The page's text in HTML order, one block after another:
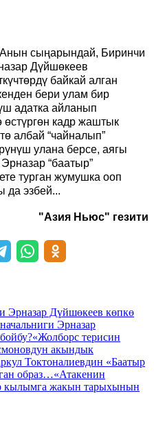
сыңарындай, Биринчи
Дүйшөкеев
байкай алган
бери улам бир
адатка айланып
кадр жаштык
албай “чайналып”
улана берсе, аягы
“баатыр”
турган жумушка ооп
да эзбей...
"Азия Ньюс" гезити
Дүйшөкеев көпкө
Эрназар
«Жолборс терисин
акындык
Токтоналиевдин «Баатыр
образ…«Атакенин
кылымга жакын тарыхынын